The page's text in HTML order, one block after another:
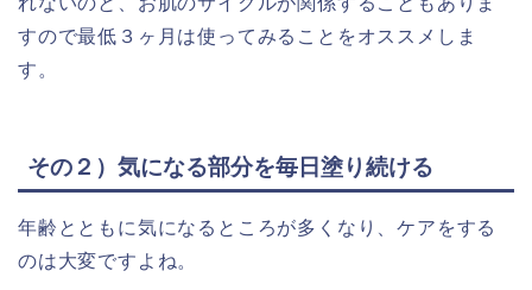
すので最低３ヶ月は使ってみることをオススメしま
す。
その２）気になる部分を毎日塗り続ける
年齢とともに気になるところが多くなり、ケアをする
のは大変ですよね。